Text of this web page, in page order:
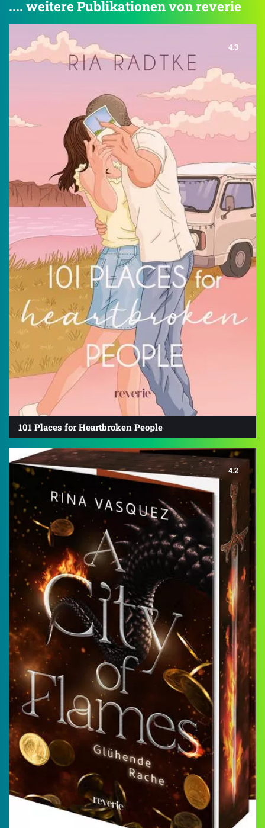
.... weitere Publikationen von reverie
4.3
101 Places for Heartbroken People
4.2